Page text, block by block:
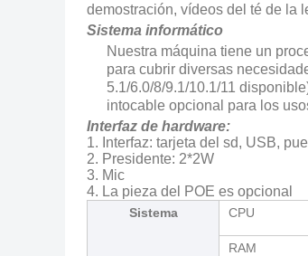
demostración, vídeos del té de la
Sistema informático
Nuestra máquina tiene un
para cubrir diversas
5.1/6.0/8/9.1/10.1/11
intocable opcional para los
Interfaz de hardware:
1. Interfaz: tarjeta del sd, USB,
2. Presidente: 2*2W
3. Mic
4. La pieza del POE es opcional
Sistema CPU
RAM